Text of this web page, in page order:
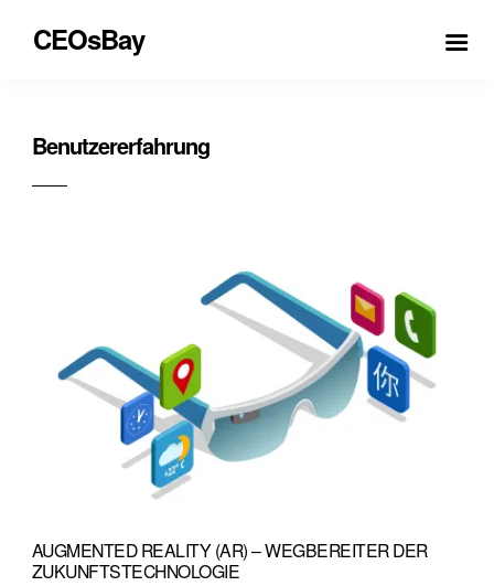
CEOsBay
Benutzererfahrung
AUGMENTED REALITY (AR) – WEGBEREITER DER
ZUKUNFTSTECHNOLOGIE